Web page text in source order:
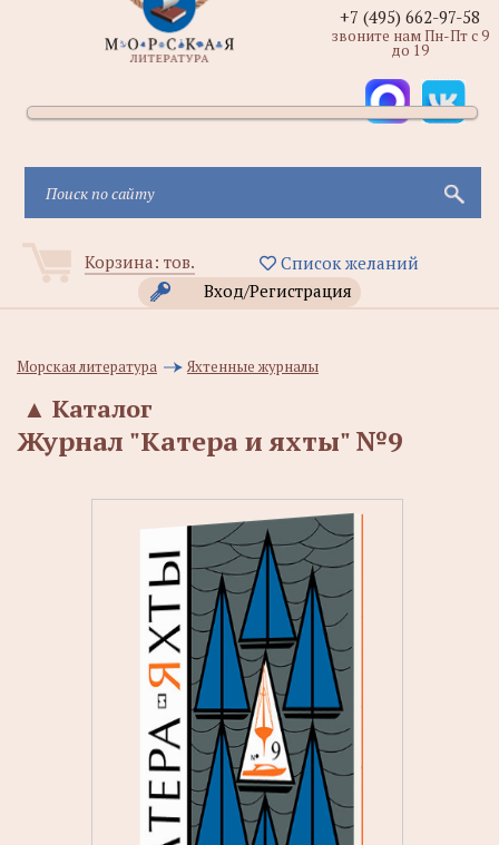
Корзина: тов.
Список желаний
Вход/Регистрация
+7 (495) 662-97-58
звоните нам Пн-Пт с 9
до 19
Морская литература Яхтенные журналы
Каталог
▲
Журнал "Катера и яхты" №9